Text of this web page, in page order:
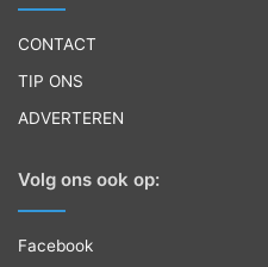
CONTACT
TIP ONS
ADVERTEREN
Volg ons ook op:
Facebook